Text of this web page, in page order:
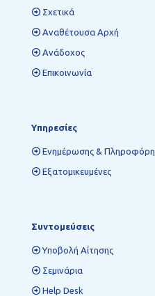
Σχετικά
Αναθέτουσα Αρχή
Ανάδοχος
Επικοινωνία
Υπηρεσίες
Ενημέρωσης &
Εξατομικευμένες
Συντομεύσεις
Υποβολή Αίτησης
Σεμινάρια
Help Desk